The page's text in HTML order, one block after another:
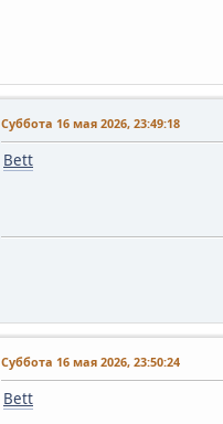
Суббота 16 мая 2026, 23:49:18
Bett
Суббота 16 мая 2026, 23:50:24
Bett